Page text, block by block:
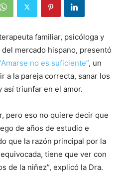
familiar, psicóloga y
mercado hispano, presentó
no es suficiente”, un
a la pareja correcta, sanar los
así triunfar en el amor.
pero eso no quiere decir que
de años de estudio e
que la razón principal por la
tiene que ver con
de la niñez”, explicó la Dra.